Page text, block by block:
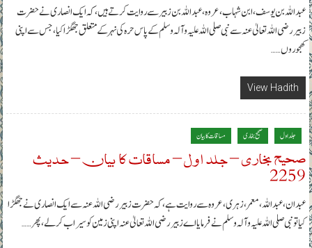
عبداللہ بن یوسف، ابن شہاب، عروہ، عبداللہ بن زبیر سے روایت کرتے ہیں، کہ ایک انصاری نے حضرت
زبیر رضی اللہ تعالیٰ عنہ سے نبی صلی اللہ علیہ وآلہ وسلم کے پاس حرہ کی نہر کے متعلق جھگڑا کیا، جس سے اپنی
کھجوروں……
View Hadith
جلد اول صحیح بخاری مساقات کا بیان
صحیح بخاری – جلد اول – مساقات کا بیان – حدیث
2259
عبدان، عبداللہ ، معمر، زہری، عروہ سے روایت ہے، کہ حضرت زبیررضی اللہ عنہ سے ایک انصاری نے جھگڑا
کیا تو نبی صلی اللہ علیہ وآلہ وسلم نے فرمایا اے زبیر رضی اللہ تعالیٰ عنہ اپنی زمین کو سیراب کرلے، پھر……